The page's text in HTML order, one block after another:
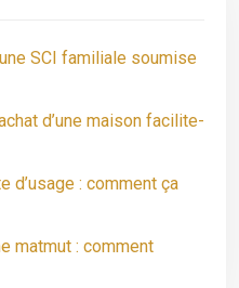
SCI familiale soumise
d’une maison facilite-
d’usage : comment ça
matmut : comment